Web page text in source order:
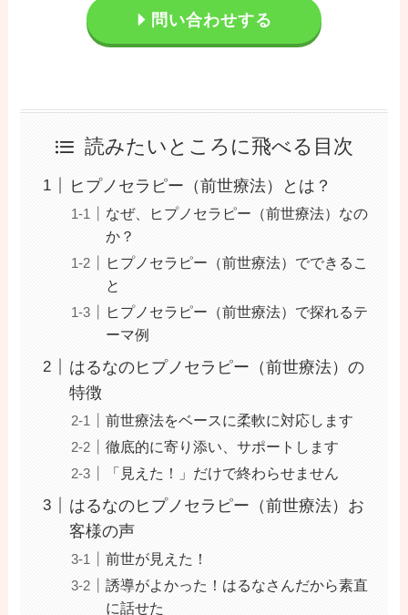
問い合わせする
読みたいところに飛べる目次
ヒプノセラピー（前世療法）とは？
なぜ、ヒプノセラピー（前世療法）なの
か？
ヒプノセラピー（前世療法）でできるこ
と
ヒプノセラピー（前世療法）で探れるテ
ーマ例
はるなのヒプノセラピー（前世療法）の
特徴
前世療法をベースに柔軟に対応します
徹底的に寄り添い、サポートします
「見えた！」だけで終わらせません
はるなのヒプノセラピー（前世療法）お
客様の声
前世が見えた！
誘導がよかった！はるなさんだから素直
に話せた